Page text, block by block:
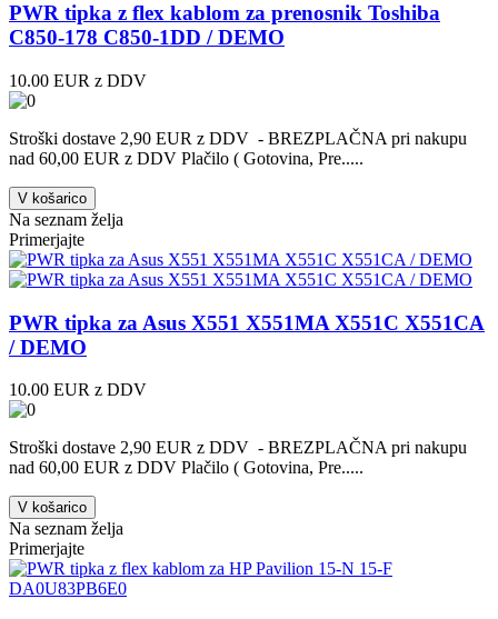
PWR tipka z flex kablom za prenosnik Toshiba
C850-178 C850-1DD / DEMO
10.00 EUR z DDV
Stroški dostave 2,90 EUR z DDV - BREZPLAČNA pri nakupu
nad 60,00 EUR z DDV Plačilo ( Gotovina, Pre.....
V košarico
Na seznam želja
Primerjajte
PWR tipka za Asus X551 X551MA X551C X551CA
/ DEMO
10.00 EUR z DDV
Stroški dostave 2,90 EUR z DDV - BREZPLAČNA pri nakupu
nad 60,00 EUR z DDV Plačilo ( Gotovina, Pre.....
V košarico
Na seznam želja
Primerjajte